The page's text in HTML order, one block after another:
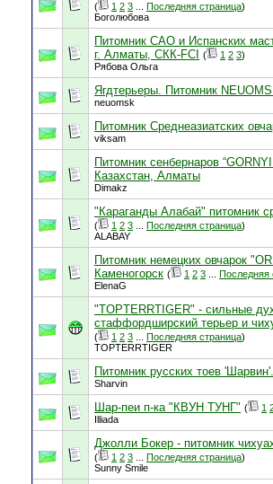
( 1 2 3 Последняя страница)
Боголюбова
Питомник САО и Испанских
г. Алматы, СКК-FCI
( 1 2 3)
Рябова Ольга
Ягдтерьеры. Питомник
neuomsk
Питомник Среднеазиатских
viksam
Питомник сенбернаров
Казахстан, Алматы
Dimakz
"Караганды Алабай" питомник
( 1 2 3 Последняя страница)
ALABAY
Питомник немецких овчарок
Каменогорск ( 1 2 3 Последняя
ElenaG
"TOPTERRTIGER" - сильные
стаффордширский терьер и
( 1 2 3 Последняя страница)
TOPTERRTIGER
Питомник русских тоев 'Шарвин'.
Sharvin
Шар-пеи п-ка "КВУН ТУНГ" ( 1
Illiada
Джолли Бокер - питомник
( 1 2 3 Последняя страница)
Sunny Smile